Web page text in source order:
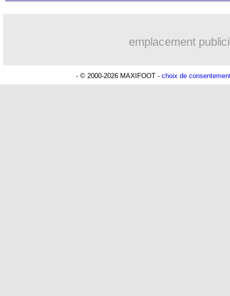
emplacement
- © 2000-2026 MAXIFOOT - choix de